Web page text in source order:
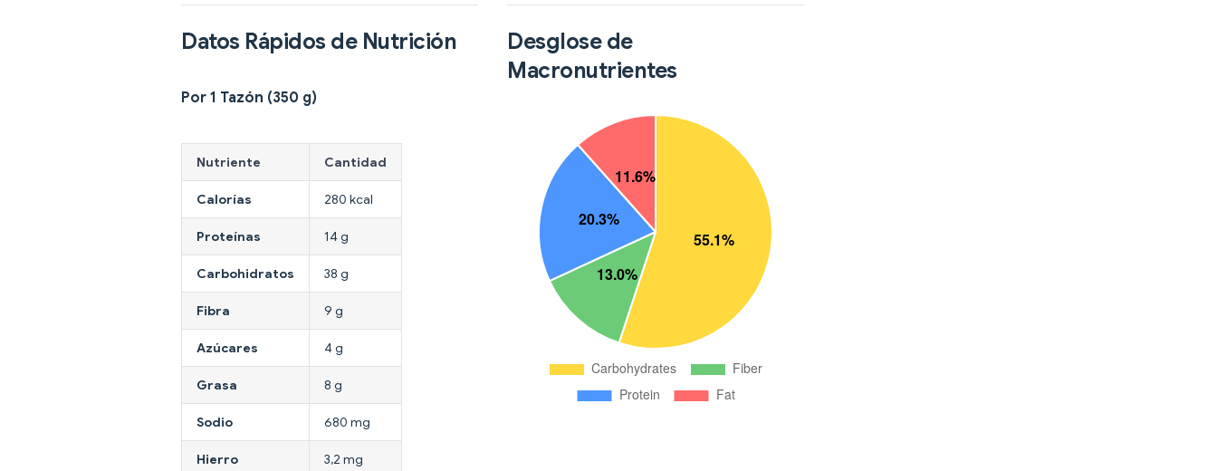
Datos Rápidos de Nutrición
Por 1 Tazón (350 g)
Nutriente Cantidad
Calorías 280 kcal
Proteínas 14 g
Carbohidratos 38 g
Fibra 9 g
Azúcares 4 g
Grasa 8 g
Sodio 680 mg
Hierro 3,2 mg
Desglose de
Macronutrientes